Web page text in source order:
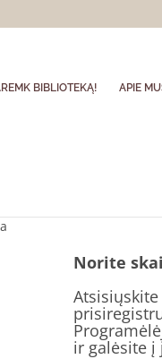
BIBLIOTEKĄ! APIE
Norite
ir galėsite į